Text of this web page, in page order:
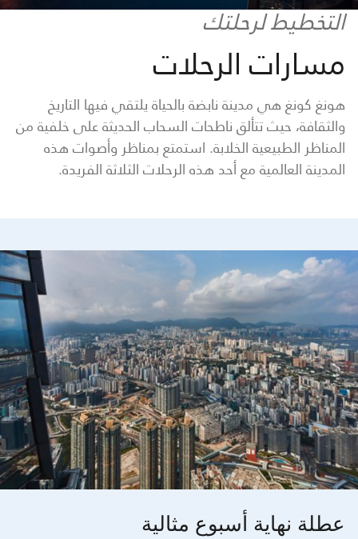
التخطيط لرحلتك
مسارات الرحلات
هونغ كونغ هي مدينة نابضة بالحياة يلتقي فيها التاريخ
والثقافة، حيث تتألق ناطحات السحاب الحديثة على خلفية من
المناظر الطبيعية الخلابة. استمتع بمناظر وأصوات هذه
المدينة العالمية مع أحد هذه الرحلات الثلاثة الفريدة.
عطلة نهاية أسبوع مثالية